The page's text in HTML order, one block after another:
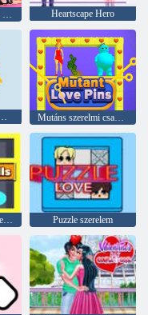
Valentin pár kirakós játék Heartscape Hero
Kompatibilitási teszt Mutáns szerelmi csapok
A labirintus szerelmes golyók Puzzle szerelem